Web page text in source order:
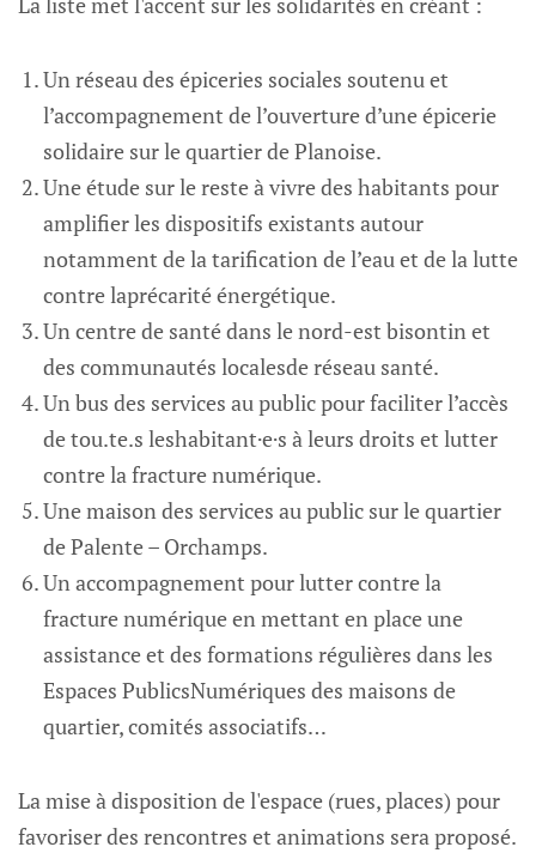
Un réseau des épiceries sociales soutenu et
l’accompagnement de l’ouverture d’une épicerie
solidaire sur le quartier de Planoise.
Une étude sur le reste à vivre des habitants pour
amplifier les dispositifs existants autour
notamment de la tarification de l’eau et de la lutte
contre laprécarité énergétique.
Un centre de santé dans le nord-est bisontin et
des communautés localesde réseau santé.
Un bus des services au public pour faciliter l’accès
de tou.te.s leshabitant·e·s à leurs droits et lutter
contre la fracture numérique.
Une maison des services au public sur le quartier
de Palente – Orchamps.
Un accompagnement pour lutter contre la
fracture numérique en mettant en place une
assistance et des formations régulières dans les
Espaces PublicsNumériques des maisons de
quartier, comités associatifs…
La mise à disposition de l'espace (rues, places) pour
favoriser des rencontres et animations sera proposé.